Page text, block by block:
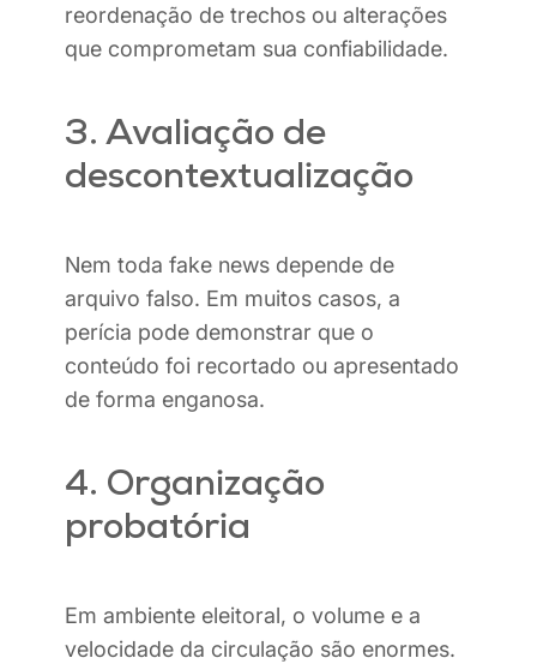
reordenação de trechos ou alterações
que comprometam sua confiabilidade.
3. Avaliação de
descontextualização
Nem toda fake news depende de
arquivo falso. Em muitos casos, a
perícia pode demonstrar que o
conteúdo foi recortado ou apresentado
de forma enganosa.
4. Organização
probatória
Em ambiente eleitoral, o volume e a
velocidade da circulação são enormes.